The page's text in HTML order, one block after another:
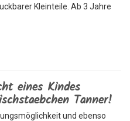
Kleinteile. Ab 3 Jahre
eines Kindes
Tanner!
und ebenso